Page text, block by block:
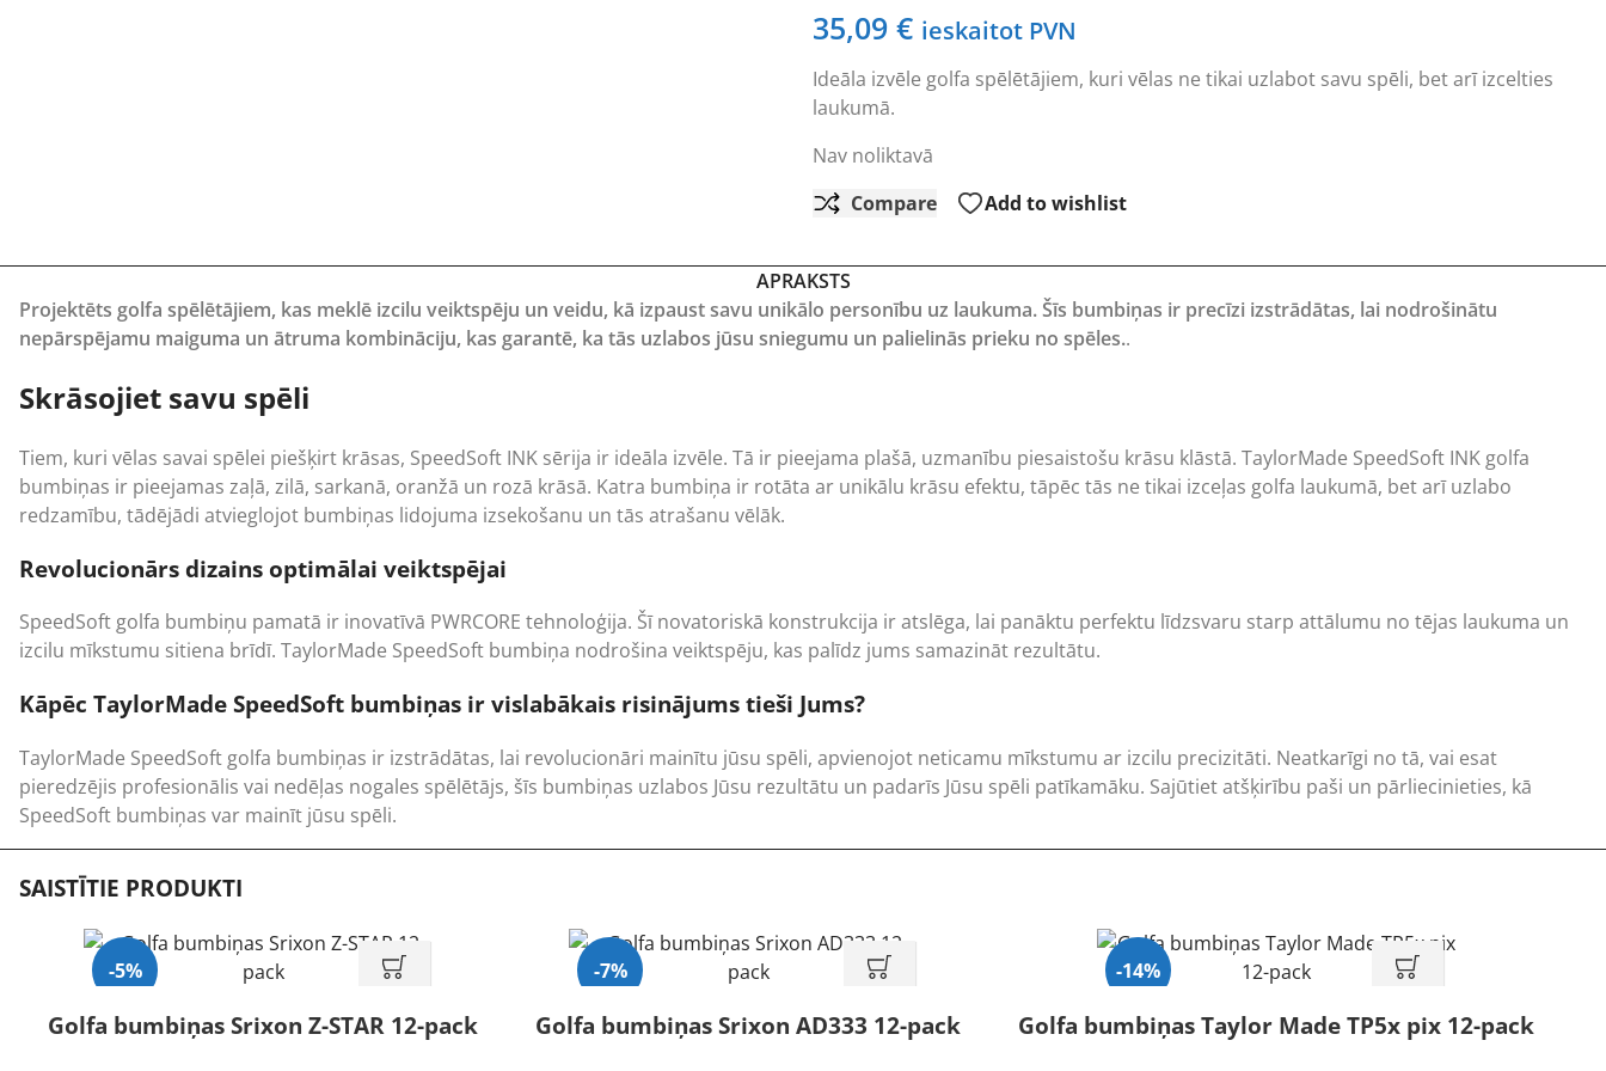
35,09 € ieskaitot PVN
Ideāla izvēle golfa spēlētājiem, kuri vēlas ne tikai uzlabot savu spēli, bet arī izcelties
laukumā.
Nav noliktavā
Compare
Add to wishlist
APRAKSTS
Projektēts golfa spēlētājiem, kas meklē izcilu veiktspēju un veidu, kā izpaust savu unikālo personību uz laukuma. Šīs bumbiņas ir precīzi izstrādātas, lai nodrošinātu
nepārspējamu maiguma un ātruma kombināciju, kas garantē, ka tās uzlabos jūsu sniegumu un palielinās prieku no spēles..
Skrāsojiet savu spēli
Tiem, kuri vēlas savai spēlei piešķirt krāsas, SpeedSoft INK sērija ir ideāla izvēle. Tā ir pieejama plašā, uzmanību piesaistošu krāsu klāstā. TaylorMade SpeedSoft INK golfa
bumbiņas ir pieejamas zaļā, zilā, sarkanā, oranžā un rozā krāsā. Katra bumbiņa ir rotāta ar unikālu krāsu efektu, tāpēc tās ne tikai izceļas golfa laukumā, bet arī uzlabo
redzamību, tādējādi atvieglojot bumbiņas lidojuma izsekošanu un tās atrašanu vēlāk.
Revolucionārs dizains optimālai veiktspējai
SpeedSoft golfa bumbiņu pamatā ir inovatīvā PWRCORE tehnoloģija. Šī novatoriskā konstrukcija ir atslēga, lai panāktu perfektu līdzsvaru starp attālumu no tējas laukuma un
izcilu mīkstumu sitiena brīdī. TaylorMade SpeedSoft bumbiņa nodrošina veiktspēju, kas palīdz jums samazināt rezultātu.
Kāpēc TaylorMade SpeedSoft bumbiņas ir vislabākais risinājums tieši Jums?
TaylorMade SpeedSoft golfa bumbiņas ir izstrādātas, lai revolucionāri mainītu jūsu spēli, apvienojot neticamu mīkstumu ar izcilu precizitāti. Neatkarīgi no tā, vai esat
pieredzējis profesionālis vai nedēļas nogales spēlētājs, šīs bumbiņas uzlabos Jūsu rezultātu un padarīs Jūsu spēli patīkamāku. Sajūtiet atšķirību paši un pārliecinieties, kā
SpeedSoft bumbiņas var mainīt jūsu spēli.
SAISTĪTIE PRODUKTI
-5%
Golfa bumbiņas Srixon Z-STAR 12-pack
-7%
Golfa bumbiņas Srixon AD333 12-pack
-14%
Golfa bumbiņas Taylor Made TP5x pix 12-pack